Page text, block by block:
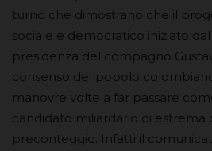
turno che dimostrano che il
sociale e democratico iniziato
presidenza del compagno
consenso del popolo
manovre volte a far passare
candidato miliardario di estrema
preconteggio. Infatti il